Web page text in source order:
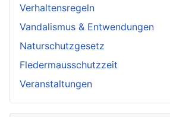
Verhaltensregeln
Vandalismus & Entwendungen
Naturschutzgesetz
Fledermausschutzzeit
Veranstaltungen